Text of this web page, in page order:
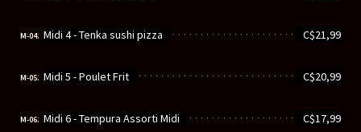
M-04. C$21,99
Midi 4 - Tenka sushi pizza
M-05. C$20,99
Midi 5 - Poulet Frit
M-06. C$17,99
Midi 6 - Tempura Assorti Midi